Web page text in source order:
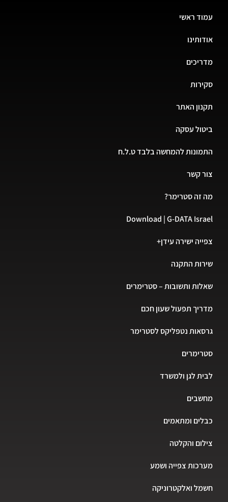
עמוד ראשי
אודותינו
מדריכים
סקירות
תקנון האתר
ביטול עסקה
התמונות להמחשה בלבד ט.ל.ח
צור קשר
מה זה סטרימר?
Download | G-DATA Israel
צפייה ישירה עידן+
שירות התקנה
שאלות ותשובות – סטרימרים
מדריך תפעול שעון חכם
גרסאות נטפליקס לסטרימר
סטרימרים
לבית לגן ולמשרד
מחשבים
כבלים ומתאמים
צילום והקלטה
מערכות צפייה ושמע
חשמל ואלקטרוניקה